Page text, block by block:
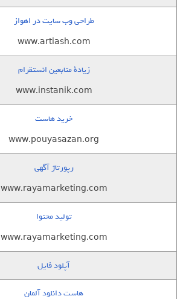
طراحی وب سایت در اهواز
www.artiash.com
زيادة متابعين انستقرام
www.instanik.com
خرید هاست
www.pouyasazan.org
رپورتاژ آگهی
www.rayamarketing.com
تولید محتوا
www.rayamarketing.com
آپلود فایل
هاست دانلود آلمان